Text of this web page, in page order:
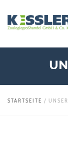
STARTSEITE /